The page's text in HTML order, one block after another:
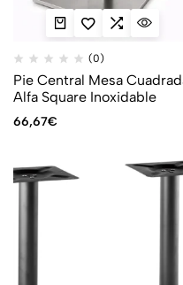
(0)
Pie Central Mesa
Alfa Square Inoxidable
66,67€